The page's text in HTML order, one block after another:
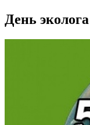
День эколога